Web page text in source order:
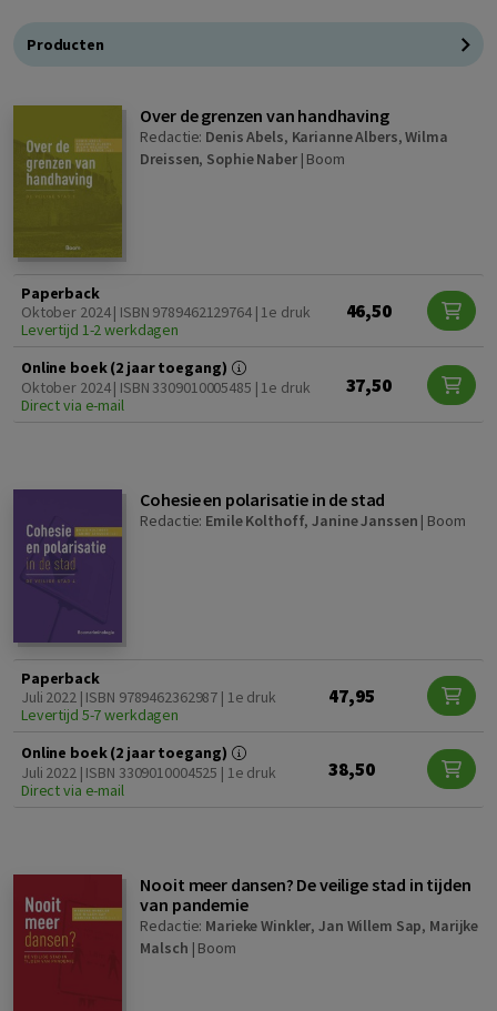
Producten
Over de grenzen van handhaving
Redactie: Denis Abels, Karianne Albers,Wilma
Dreissen, Sophie Naber| Boom
Paperback
Oktober 2024 | ISBN 9789462129764 | 1e druk
Levertijd 1-2 werkdagen
46,50
Online boek (2 jaar toegang)
Oktober 2024 | ISBN 3309010005485 | 1e druk
Direct via e-mail
37,50
Cohesie en polarisatie in de stad
Redactie: Emile Kolthoff,Janine Janssen | Boom
Paperback
Juli 2022 | ISBN 9789462362987 | 1e druk
Levertijd 5-7 werkdagen
47,95
Online boek (2 jaar toegang)
Juli 2022 | ISBN 3309010004525 | 1e druk
Direct via e-mail
38,50
Nooit meer dansen? De veilige stad in tijden
van pandemie
Redactie: Marieke Winkler,Jan Willem Sap, Marijke
Malsch | Boom